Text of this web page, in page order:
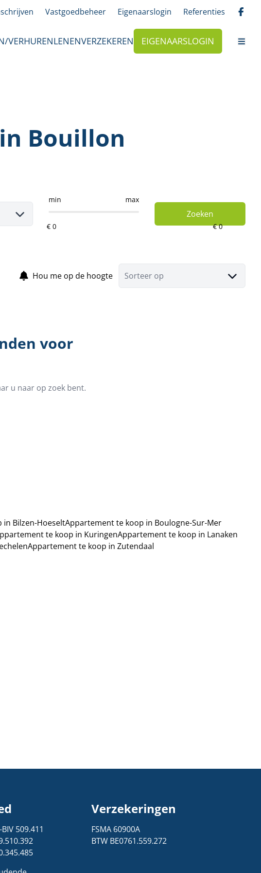
Vastgoedbeheer Eigenaarslogin Referenties
VERHURENLENENVERZEKEREN EIGENAARSLOGIN
Bouillon
min max
Zoeken
Hou me op de hoogte Sorteer op
voor
u naar op zoek bent.
Bilzen-HoeseltAppartement te koop in Boulogne-Sur-Mer
te koop in KuringenAppartement te koop in Lanaken
Appartement te koop in Zutendaal
509.411
Verzekeringen
FSMA 60900A
BTW BE0761.559.272